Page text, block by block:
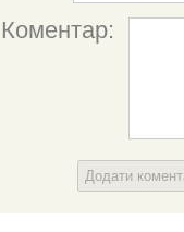
Коментар:
Додати